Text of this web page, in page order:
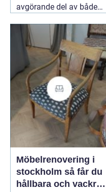
avgörande del av både
renovering. Färg, rost,
smuts och gamla
beläggningar gör att
material åldras snabbare
och försämrar
slutresultatet vid
målning eller annan
behandling. Här31 juli
Möbelrenovering i
stockholm så får du
hållbara och vackra